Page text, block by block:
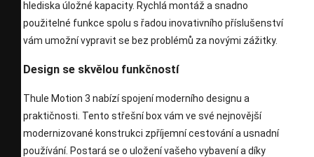
hlediska úložné kapacity. Rychlá montáž a snadno
použitelné funkce spolu s řadou inovativního příslušenství
vám umožní vypravit se bez problémů za novými zážitky.
Design se skvělou funkčností
Thule Motion 3 nabízí spojení moderního designu a
praktičnosti. Tento střešní box vám ve své nejnovější
modernizované konstrukci zpříjemní cestování a usnadní
používání. Postará se o uložení vašeho vybavení a díky